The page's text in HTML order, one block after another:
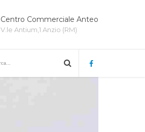
Centro Commerciale Anteo
V.le Antium,1 Anzio (RM)